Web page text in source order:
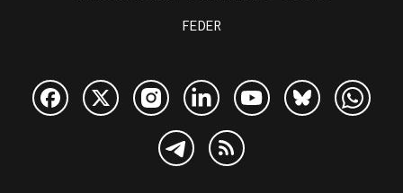
FEDER